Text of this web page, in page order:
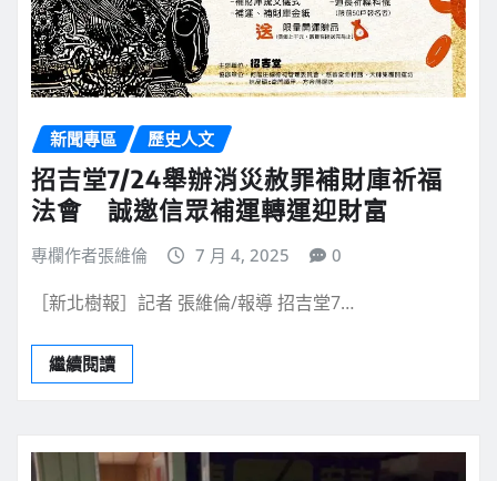
新聞專區 歷史人文
招吉堂7/24舉辦消災赦罪補財庫祈福
法會 誠邀信眾補運轉運迎財富
專欄作者張維倫 7 月 4, 2025 0
［新北樹報］記者 張維倫/報導 招吉堂7…
繼續閱讀